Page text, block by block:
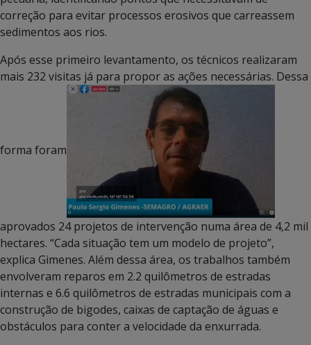
correção para evitar processos erosivos que carreassem
sedimentos aos rios.
Após esse primeiro levantamento, os técnicos realizaram
mais 232 visitas já para propor as ações necessárias. Dessa
forma foram
aprovados 24 projetos de intervenção numa área de 4,2 mil
hectares. “Cada situação tem um modelo de projeto”,
explica Gimenes. Além dessa área, os trabalhos também
envolveram reparos em 2.2 quilômetros de estradas
internas e 6.6 quilômetros de estradas municipais com a
construção de bigodes, caixas de captação de águas e
obstáculos para conter a velocidade da enxurrada.